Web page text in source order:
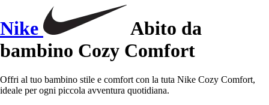
Nike
Abito da
bambino Cozy Comfort
Offri al tuo bambino stile e comfort con la tuta Nike Cozy Comfort,
ideale per ogni piccola avventura quotidiana.